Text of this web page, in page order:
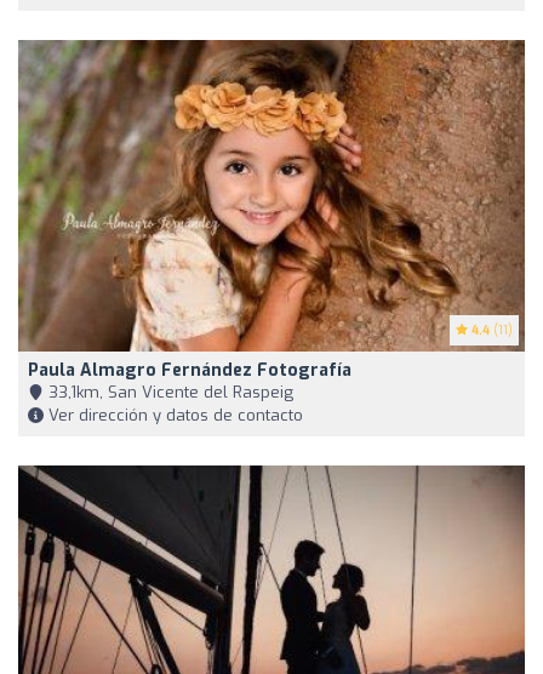
4.4 (11)
Paula Almagro Fernández Fotografía
33,1km, San Vicente del Raspeig
Ver dirección y datos de contacto